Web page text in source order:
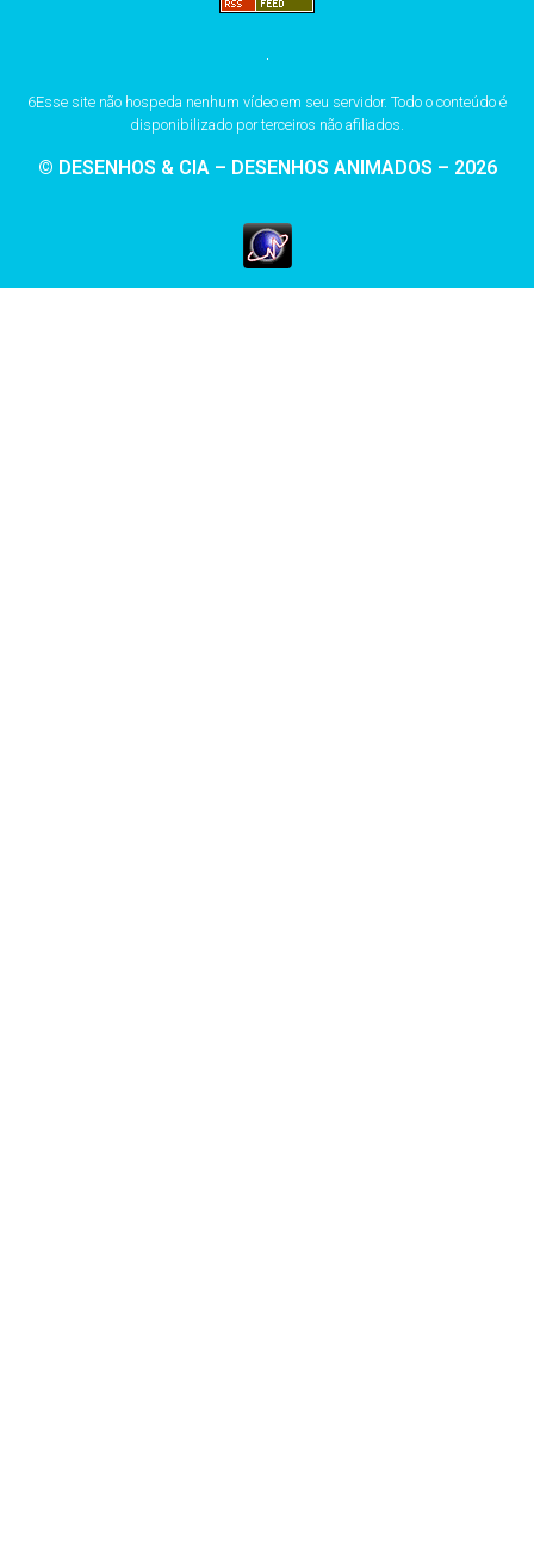
6Esse site não hospeda nenhum vídeo em seu servidor. Todo o conteúdo é
disponibilizado por terceiros não afiliados.
© DESENHOS & CIA – DESENHOS ANIMADOS – 2026